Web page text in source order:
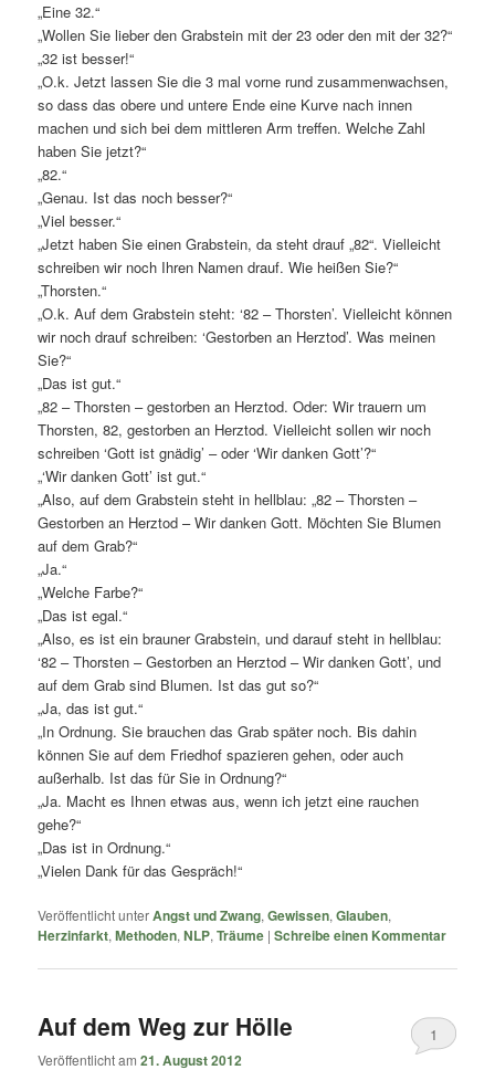
„Eine 32.“
„Wollen Sie lieber den Grabstein mit der 23 oder den mit der 32?“
„32 ist besser!“
„O.k. Jetzt lassen Sie die 3 mal vorne rund zusammenwachsen,
so dass das obere und untere Ende eine Kurve nach innen
machen und sich bei dem mittleren Arm treffen. Welche Zahl
haben Sie jetzt?“
„82.“
„Genau. Ist das noch besser?“
„Viel besser.“
„Jetzt haben Sie einen Grabstein, da steht drauf „82“. Vielleicht
schreiben wir noch Ihren Namen drauf. Wie heißen Sie?“
„Thorsten.“
„O.k. Auf dem Grabstein steht: ‘82 – Thorsten’. Vielleicht können
wir noch drauf schreiben: ‘Gestorben an Herztod’. Was meinen
Sie?“
„Das ist gut.“
„82 – Thorsten – gestorben an Herztod. Oder: Wir trauern um
Thorsten, 82, gestorben an Herztod. Vielleicht sollen wir noch
schreiben ‘Gott ist gnädig’ – oder ‘Wir danken Gott’?“
„‘Wir danken Gott’ ist gut.“
„Also, auf dem Grabstein steht in hellblau: „82 – Thorsten –
Gestorben an Herztod – Wir danken Gott. Möchten Sie Blumen
auf dem Grab?“
„Ja.“
„Welche Farbe?“
„Das ist egal.“
„Also, es ist ein brauner Grabstein, und darauf steht in hellblau:
‘82 – Thorsten – Gestorben an Herztod – Wir danken Gott’, und
auf dem Grab sind Blumen. Ist das gut so?“
„Ja, das ist gut.“
„In Ordnung. Sie brauchen das Grab später noch. Bis dahin
können Sie auf dem Friedhof spazieren gehen, oder auch
außerhalb. Ist das für Sie in Ordnung?“
„Ja. Macht es Ihnen etwas aus, wenn ich jetzt eine rauchen
gehe?“
„Das ist in Ordnung.“
„Vielen Dank für das Gespräch!“
Veröffentlicht unterAngst und Zwang,Gewissen,Glauben,
Herzinfarkt,Methoden,NLP,Träume |Schreibe einen Kommentar
Auf dem Weg zur Hölle
Veröffentlicht am21. August 2012
1